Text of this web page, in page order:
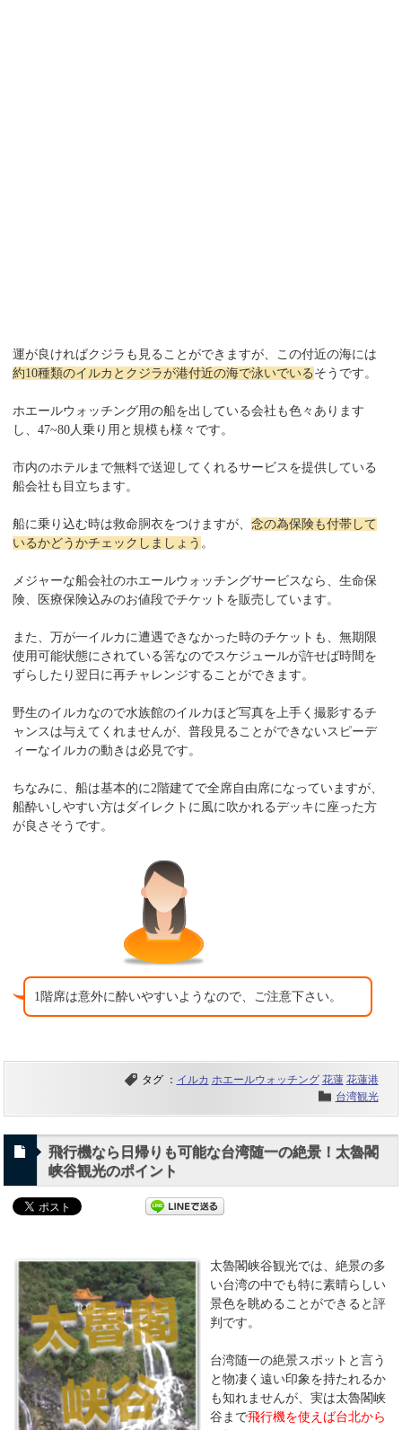
運が良ければクジラも見ることができますが、この付近の海には
約10種類のイルカとクジラが港付近の海で泳いでいる そうです。
ホエールウォッチング用の船を出している会社も色々あります
し、47~80人乗り用と規模も様々です。
市内のホテルまで無料で送迎してくれるサービスを提供している
船会社も目立ちます。
船に乗り込む時は救命胴衣をつけますが、念の為保険も付帯して
いるかどうかチェックしましょう 。
メジャーな船会社のホエールウォッチングサービスなら、生命保
険、医療保険込みのお値段でチケットを販売しています。
また、万が一イルカに遭遇できなかった時のチケットも、無期限
使用可能状態にされている筈なのでスケジュールが許せば時間を
ずらしたり翌日に再チャレンジすることができます。
野生のイルカなので水族館のイルカほど写真を上手く撮影するチ
ャンスは与えてくれませんが、普段見ることができないスピーデ
ィーなイルカの動きは必見です。
ちなみに、船は基本的に2階建てで全席自由席になっていますが、
船酔いしやすい方はダイレクトに風に吹かれるデッキに座った方
が良さそうです。
1階席は意外に酔いやすいようなので、ご注意下さい。
タグ ： イルカ ホエールウォッチング 花蓮 花蓮港
台湾観光
飛行機なら日帰りも可能な台湾随一の絶景！太魯閣
峡谷観光のポイント
太魯閣峡谷観光では、絶景の多
い台湾の中でも特に素晴らしい
景色を眺めることができると評
判です。
台湾随一の絶景スポットと言う
と物凄く遠い印象を持たれるか
も知れませんが、実は太魯閣峡
谷まで飛行機を使えば台北から